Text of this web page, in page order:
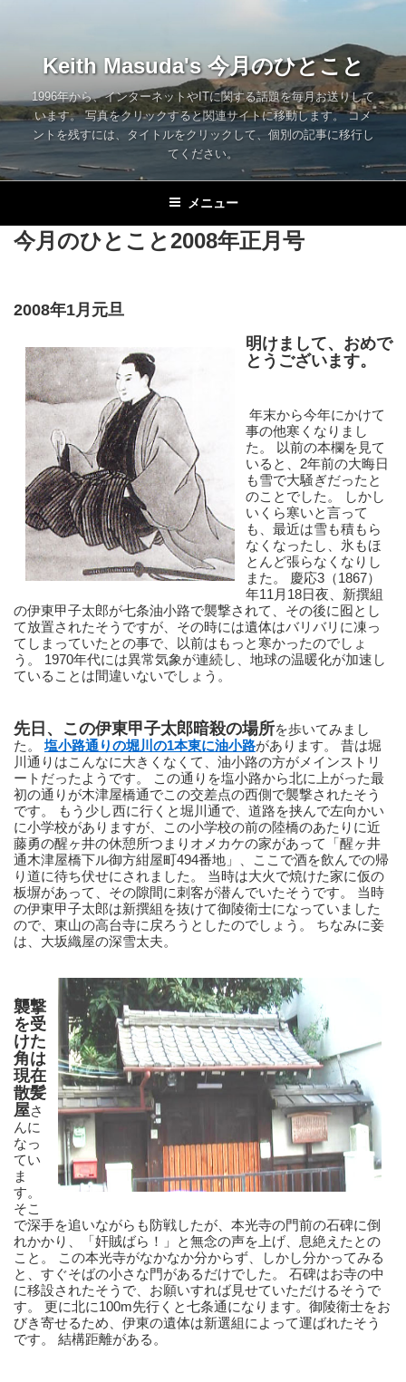
へ
キ
ッ
Keith Masuda's 今月のひとこと
1996年から、インターネットやITに関する話題を毎月お送りして
います。 写真をクリックすると関連サイトに移動します。 コメ
ントを残すには、タイトルをクリックして、個別の記事に移行し
てください。
メニュー
今月のひとこと2008年正月号
2008年1月元旦
明けまして、おめで
とうございます。
事の他寒くなりまし
た。 以前の本欄を見て
いると、2年前の大晦日
も雪で大騒ぎだったと
のことでした。 しかし
いくら寒いと言って
も、最近は雪も積もら
なくなったし、氷もほ
とんど張らなくなりし
また。 慶応3（1867）
年11月18日夜、新撰組
の伊東甲子太郎が七条油小路で襲撃されて、その後に囮とし
て放置されたそうですが、その時には遺体はバリバリに凍っ
てしまっていたとの事で、以前はもっと寒かったのでしょ
う。 1970年代には異常気象が連続し、地球の温暖化が加速し
ていることは間違いないでしょう。
先日、この伊東甲子太郎暗殺の場所を歩いてみまし
た。 塩小路通りの堀川の1本東に油小路があります。 昔は堀
川通りはこんなに大きくなくて、油小路の方がメインストリ
ートだったようです。 この通りを塩小路から北に上がった最
初の通りが木津屋橋通でこの交差点の西側で襲撃されたそう
です。 もう少し西に行くと堀川通で、道路を挟んで左向かい
に小学校がありますが、この小学校の前の陸橋のあたりに近
藤勇の醒ヶ井の休憩所つまりオメカケの家があって「醒ヶ井
通木津屋橋下ル御方紺屋町494番地」、ここで酒を飲んでの帰
り道に待ち伏せにされました。 当時は大火で焼けた家に仮の
板塀があって、その隙間に刺客が潜んでいたそうです。 当時
の伊東甲子太郎は新撰組を抜けて御陵衛士になっていました
ので、東山の高台寺に戻ろうとしたのでしょう。 ちなみに妾
は、大坂織屋の深雪太夫。
襲撃
を受
けた
角は
現在
散髪
屋さ
んに
なっ
てい
ま
す。
そこ
で深手を追いながらも防戦したが、本光寺の門前の石碑に倒
れかかり、「奸賊ばら！」と無念の声を上げ、息絶えたとの
こと。 この本光寺がなかなか分からず、しかし分かってみる
と、すぐそばの小さな門があるだけでした。 石碑はお寺の中
に移設されたそうで、お願いすれば見せていただけるそうで
す。 更に北に100m先行くと七条通になります。御陵衛士をお
びき寄せるため、伊東の遺体は新選組によって運ばれたそう
です。 結構距離がある。